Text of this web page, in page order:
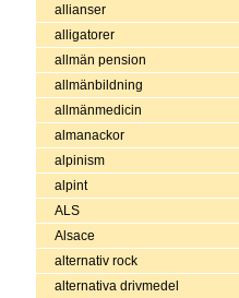
allianser
alligatorer
allmän pension
allmänbildning
allmänmedicin
almanackor
alpinism
alpint
ALS
Alsace
alternativ rock
alternativa drivmedel